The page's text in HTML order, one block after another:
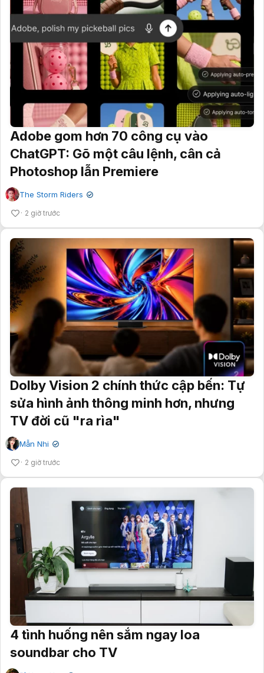
Adobe gom hơn 70 công cụ vào
ChatGPT: Gõ một câu lệnh, cân cả
Photoshop lẫn Premiere
The Storm Riders ✔
2 giờ trước
Dolby Vision 2 chính thức cập bến: Tự
sửa hình ảnh thông minh hơn, nhưng
TV đời cũ "ra rìa"
Mẫn Nhi ✔
2 giờ trước
4 tình huống nên sắm ngay loa
soundbar cho TV